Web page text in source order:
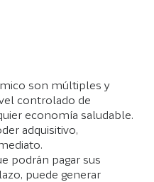
son múltiples y
controlado de
economía saludable.
adquisitivo,
podrán pagar sus
puede generar